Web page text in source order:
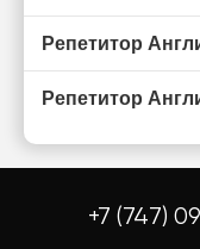
Репетитор
Репетитор
+7 (747)